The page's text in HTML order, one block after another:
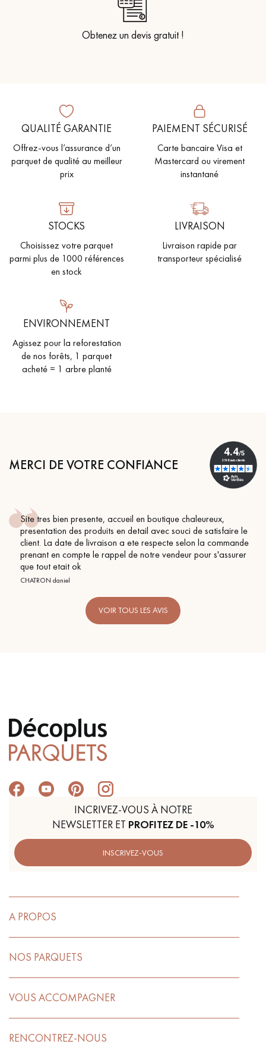
Obtenez un devis gratuit !
QUALITÉ GARANTIE
Offrez-vous l’assurance d’un
parquet de qualité au meilleur
prix
PAIEMENT SÉCURISÉ
Carte bancaire Visa et
Mastercard ou virement
instantané
STOCKS
Choisissez votre parquet
parmi plus de 1000 références
en stock
LIVRAISON
Livraison rapide par
transporteur spécialisé
ENVIRONNEMENT
Agissez pour la reforestation
de nos forêts, 1 parquet
acheté = 1 arbre planté
MERCI DE VOTRE CONFIANCE
Site tres bien presente, accueil en boutique chaleureux,
presentation des produits en detail avec souci de satisfaire le
client. La date de livraison a ete respecte selon la commande
prenant en compte le rappel de notre vendeur pour s'assurer
que tout etait ok
CHATRON daniel
VOIR TOUS LES AVIS
INCRIVEZ-VOUS À NOTRE
NEWSLETTER ET PROFITEZ DE -10%
INSCRIVEZ-VOUS
A PROPOS
NOS PARQUETS
VOUS ACCOMPAGNER
RENCONTREZ-NOUS